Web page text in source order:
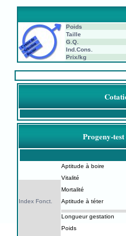
Poids
Taille
G.Q.
Ind.Cons.
Prix/kg
Progeny-
Index Fonct.
Aptitude à boire
Vitalité
Mortalité
Aptitude à téter
Longueur gestation
Poids